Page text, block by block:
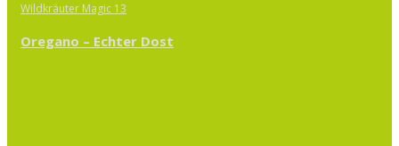
Wildkräuter Magic 13
Oregano – Echter Dost